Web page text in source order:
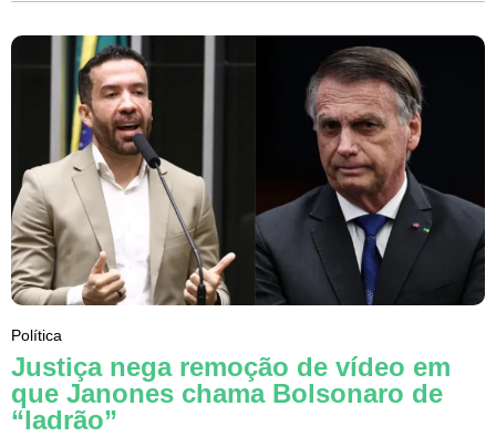
Política
Justiça nega remoção de vídeo em
que Janones chama Bolsonaro de
“ladrão”